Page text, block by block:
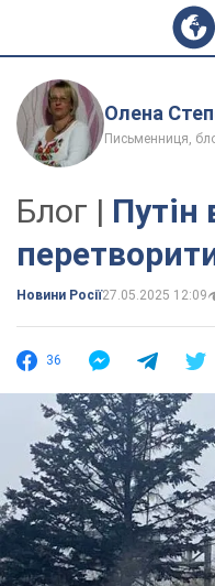
Олена
Письменниця,
Блог | Путін
Новини Росії27.05.2025 12:09
36